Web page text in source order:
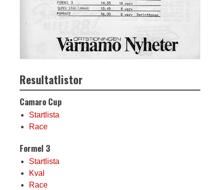
Resultatlistor
Camaro Cup
Startlista
Race
Formel 3
Startlista
Kval
Race